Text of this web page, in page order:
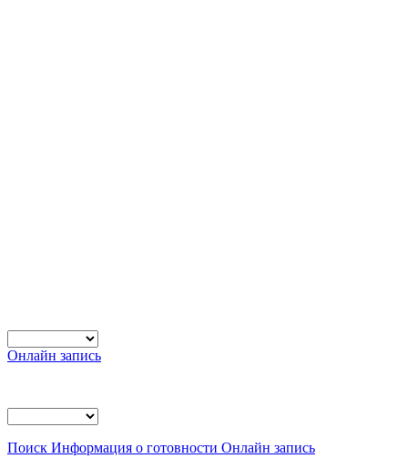
Онлайн запись
Поиск Информация о готовности Онлайн запись